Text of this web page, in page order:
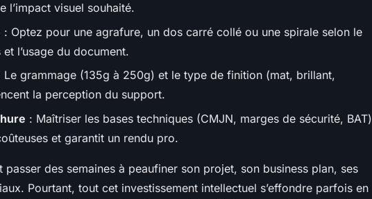
l’impact visuel souhaité.
: Optez pour une agrafure, un dos carré collé ou une spirale selon le
l’usage du document.
Le grammage (135g à 250g) et le type de finition (mat, brillant,
la perception du support.
: Maîtriser les bases techniques (CMJN, marges de sécurité, BAT)
et garantit un rendu pro.
passer des semaines à peaufiner son projet, son business plan, ses
Pourtant, tout cet investissement intellectuel s’effondre parfois en